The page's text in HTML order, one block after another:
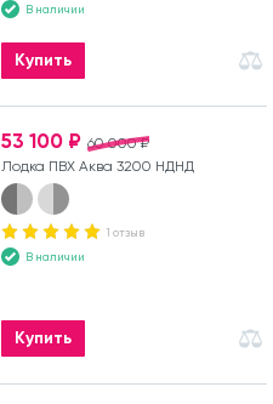
В наличии
Купить
60 000 ₽
53 100 ₽
Лодка ПВХ Аква 3200 НДНД
1 отзыв
В наличии
Купить